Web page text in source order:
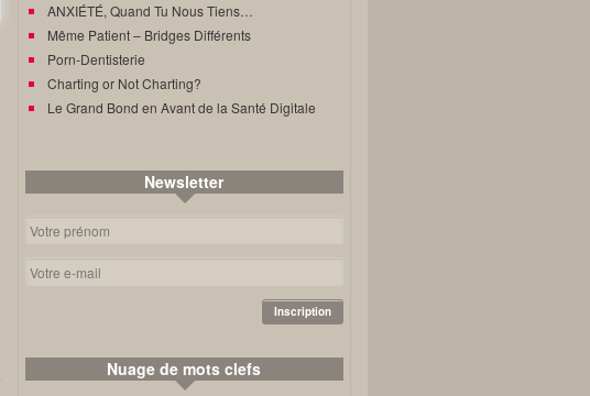
ANXIÉTÉ, Quand Tu Nous Tiens…
Même Patient – Bridges Différents
Porn-Dentisterie
Charting or Not Charting?
Le Grand Bond en Avant de la Santé Digitale
Newsletter
Nuage de mots clefs